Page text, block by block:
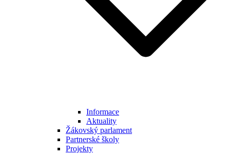
Informace
Aktuality
Žákovský parlament
Partnerské školy
Projekty